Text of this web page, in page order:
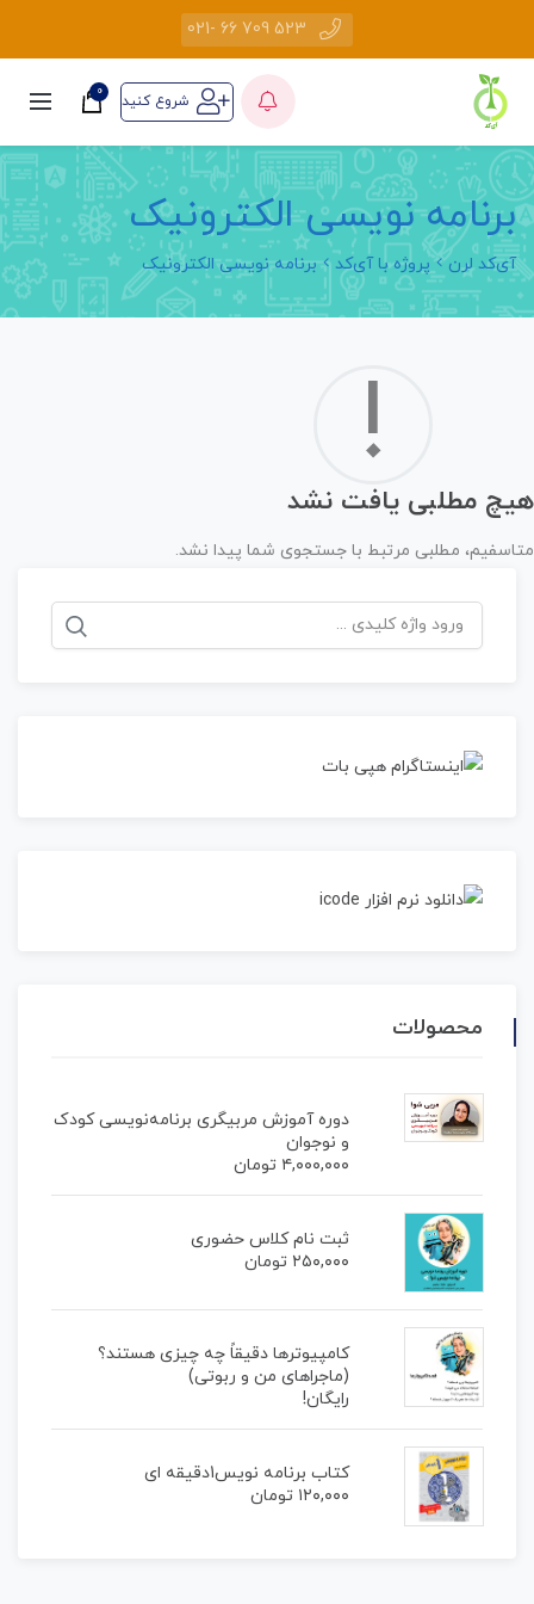
523 709 66 -021
شروع کنید 0
برنامه نویسی الکترونیک
آی‌کد لرن پروژه با آی‌کد برنامه نویسی الکترونیک
!
هیچ مطلبی یافت نشد
متاسفیم، مطلبی مرتبط با جستجوی شما پیدا نشد.
جستجو
برای:
محصولات
دوره آموزش مربیگری برنامه‌نویسی کودک
و نوجوان
۴,۰۰۰,۰۰۰ تومان
ثبت نام کلاس حضوری
۲۵۰,۰۰۰ تومان
کامپیوترها دقیقاً چه چیزی هستند؟
(ماجراهای من و ربوتی)
رایگان!
کتاب برنامه نویس1دقیقه ای
۱۲۰,۰۰۰ تومان